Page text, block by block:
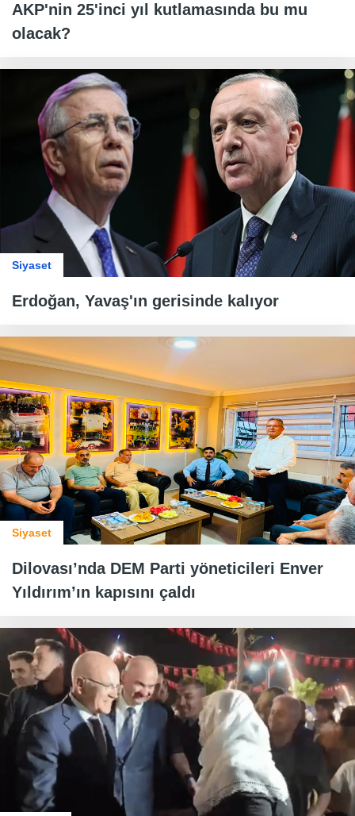
AKP'nin 25'inci yıl kutlamasında bu mu
olacak?
Siyaset
Erdoğan, Yavaş'ın gerisinde kalıyor
Siyaset
Dilovası’nda DEM Parti yöneticileri Enver
Yıldırım’ın kapısını çaldı